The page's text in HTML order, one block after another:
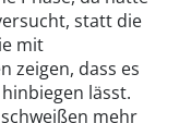
statt die
mit
zeigen, dass es
lässt.
mehr